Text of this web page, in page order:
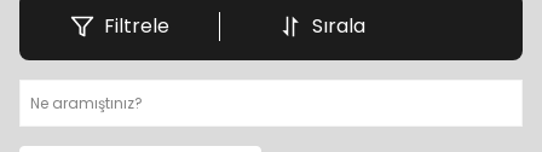
Filtrele Sırala